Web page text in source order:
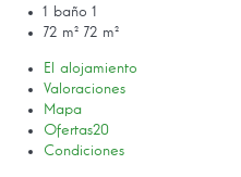
1 baño 1
72 m² 72 m²
El alojamiento
Valoraciones
Mapa
Ofertas20
Condiciones